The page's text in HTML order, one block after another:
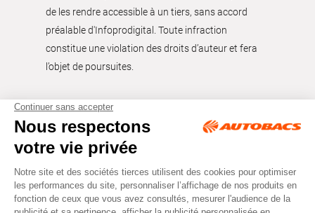
de les rendre accessible à un tiers, sans accord
préalable d'Infoprodigital. Toute infraction
constitue une violation des droits d’auteur et fera
l’objet de poursuites.